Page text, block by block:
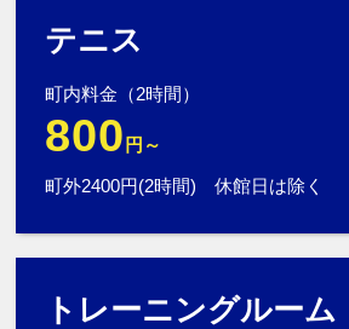
テニス
町内料金（2時間）
800 円～
町外2400円(2時間) 休館日は除く
トレーニングルーム